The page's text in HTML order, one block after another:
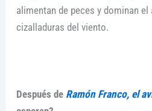
alimentan de peces y dominan el
cizalladuras del viento.
Después de Ramón Franco, el